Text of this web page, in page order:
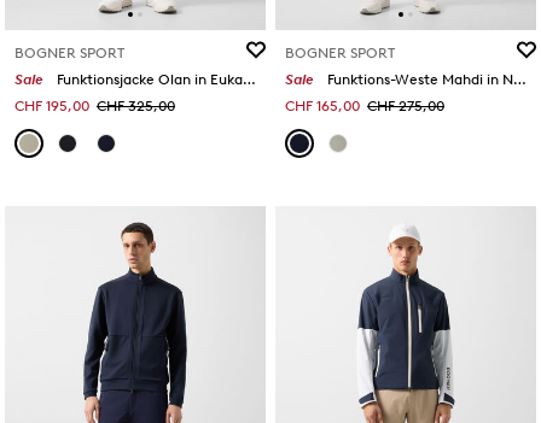
BOGNER SPORT
Sale
Funktionsjacke Olan in Eukalyptus
CHF 195,00 CHF 325,00
BOGNER SPORT
Sale
Funktions-Weste Mahdi in Navy-Blau
CHF 165,00 CHF 275,00